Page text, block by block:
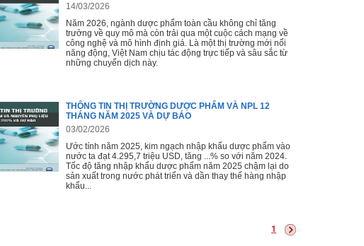
14/03/2026
Năm 2026, ngành dược phẩm toàn cầu không chỉ tăng
trưởng về quy mô mà còn trải qua một cuộc cách mạng về
công nghệ và mô hình định giá. Là một thị trường mới nổi
năng động, Việt Nam chịu tác động trực tiếp và sâu sắc từ
những chuyển dịch này.
THÔNG TIN THỊ TRƯỜNG DƯỢC PHẨM VÀ NPL 12
THÁNG NĂM 2025 VÀ DỰ BÁO
03/02/2026
Ước tính năm 2025, kim ngạch nhập khẩu dược phẩm vào
nước ta đạt 4.295,7 triệu USD, tăng ...% so với năm 2024.
Tốc độ tăng nhập khẩu dược phẩm năm 2025 chậm lại do
sản xuất trong nước phát triển và dần thay thế hàng nhập
khẩu...
1